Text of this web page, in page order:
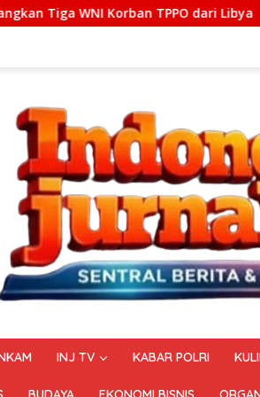
TPPO dari Libya Lokakarya
INJ TV KABAR POLRI